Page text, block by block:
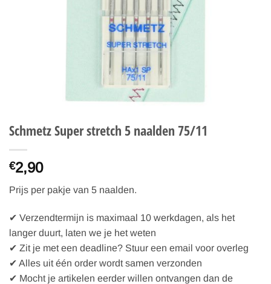
Schmetz Super stretch 5 naalden 75/11
€2,90
Prijs per pakje van 5 naalden.
✔ Verzendtermijn is maximaal 10 werkdagen, als het
langer duurt, laten we je het weten
✔ Zit je met een deadline? Stuur een email voor overleg
✔ Alles uit één order wordt samen verzonden
✔ Mocht je artikelen eerder willen ontvangen dan de